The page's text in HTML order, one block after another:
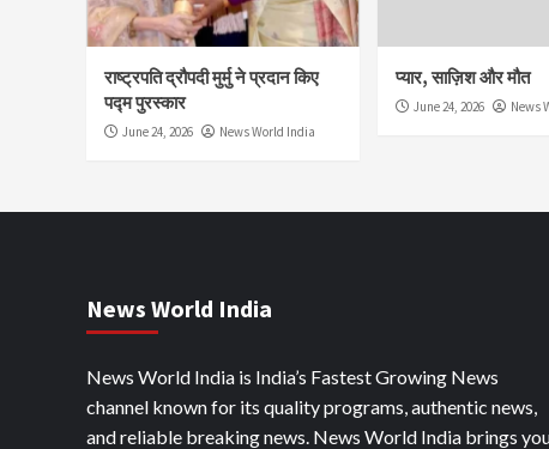
राष्ट्रपति द्रौपदी मुर्मु ने प्रदान किए
पद्म पुरस्कार
June 24, 2026 News World India
प्यार, साज़िश और मौत
June 24, 2026 News
News World India
News World India is India’s Fastest Growing News
channel known for its quality programs, authentic news,
and reliable breaking news. News World India brings